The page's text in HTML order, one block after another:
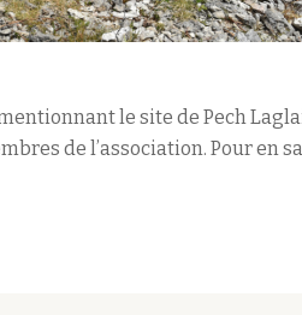
le site de Pech
de l’association. Pour en